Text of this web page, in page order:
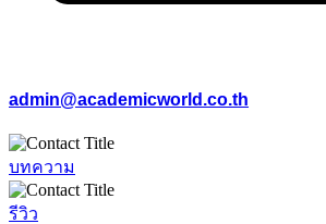
admin@academicworld.co.th
บทความ
รีวิว